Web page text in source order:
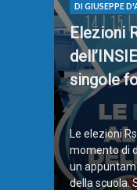
DI GIUSEPPE
Elezioni
singole
Le elezioni
momento di
un
della scuola.